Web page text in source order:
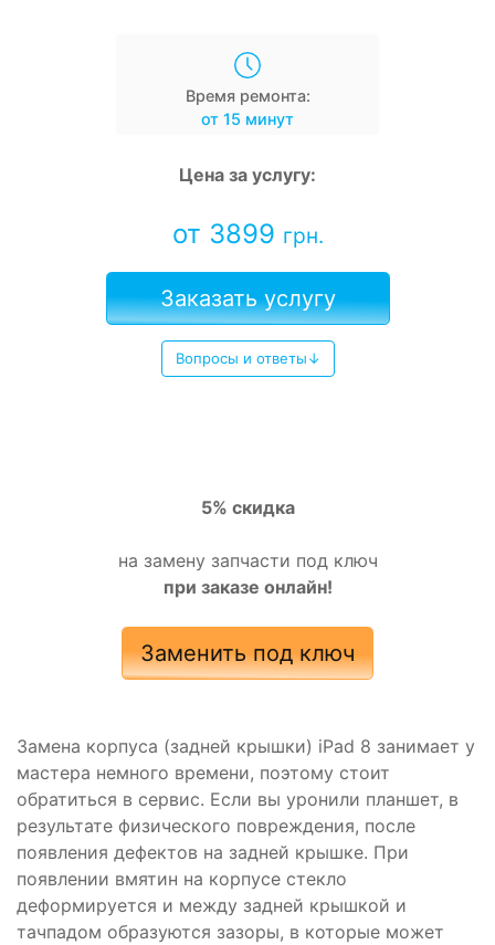
Время ремонта:
от 15 минут
Цена за услугу:
от 3899 грн.
Заказать услугу
Вопросы и ответы↓
5% скидка
на замену запчасти под ключ
при заказе онлайн!
Заменить под ключ
Замена корпуса (задней крышки) iPad 8 занимает у
мастера немного времени, поэтому стоит
обратиться в сервис. Если вы уронили планшет, в
результате физического повреждения, после
появления дефектов на задней крышке. При
появлении вмятин на корпусе стекло
деформируется и между задней крышкой и
тачпадом образуются зазоры, в которые может